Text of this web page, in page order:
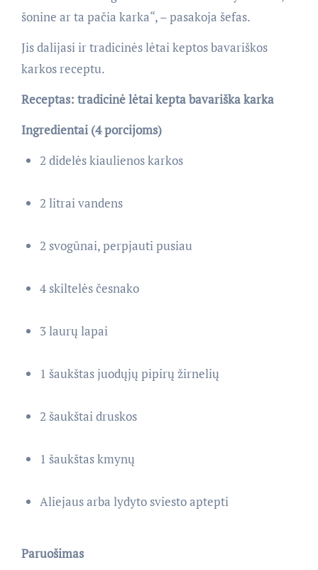
šonine ar ta pačia karka“, – pasakoja šefas.
Jis dalijasi ir tradicinės lėtai keptos bavariškos
karkos receptu.
Receptas: tradicinė lėtai kepta bavariška karka
Ingredientai (4 porcijoms)
2 didelės kiaulienos karkos
2 litrai vandens
2 svogūnai, perpjauti pusiau
4 skiltelės česnako
3 laurų lapai
1 šaukštas juodųjų pipirų žirnelių
2 šaukštai druskos
1 šaukštas kmynų
Aliejaus arba lydyto sviesto aptepti
Paruošimas